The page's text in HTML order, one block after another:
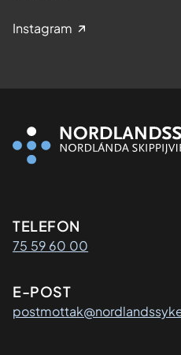
Instagram
TELEFON
75 59 60 00
E-POST